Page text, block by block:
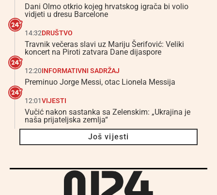
Dani Olmo otkrio kojeg hrvatskog igrača bi volio
vidjeti u dresu Barcelone
14:32DRUŠTVO
Travnik večeras slavi uz Mariju Šerifović: Veliki
koncert na Piroti zatvara Dane dijaspore
12:20INFORMATIVNI SADRŽAJ
Preminuo Jorge Messi, otac Lionela Messija
12:01VIJESTI
Vučić nakon sastanka sa Zelenskim: „Ukrajina je
naša prijateljska zemlja“
Još vijesti